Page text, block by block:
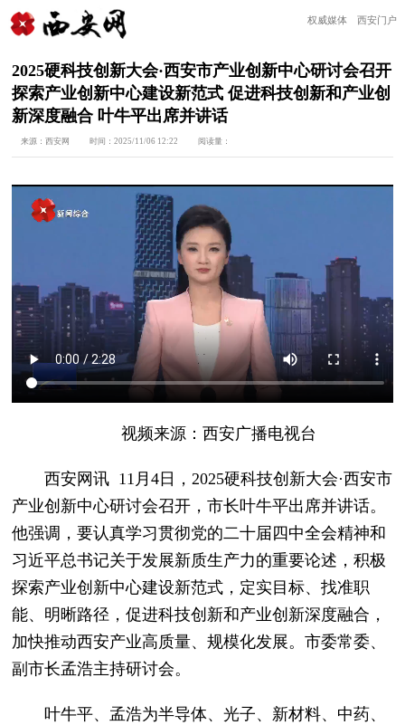
权威媒体 西安门户
2025硬科技创新大会·西安市产业创新中心研讨会召开
探索产业创新中心建设新范式 促进科技创新和产业创
新深度融合 叶牛平出席并讲话
来源：西安网 时间：2025/11/06 12:22 阅读量：
视频来源：西安广播电视台
西安网讯 11月4日，2025硬科技创新大会·西安市
产业创新中心研讨会召开，市长叶牛平出席并讲话。
他强调，要认真学习贯彻党的二十届四中全会精神和
习近平总书记关于发展新质生产力的重要论述，积极
探索产业创新中心建设新范式，定实目标、找准职
能、明晰路径，促进科技创新和产业创新深度融合，
加快推动西安产业高质量、规模化发展。市委常委、
副市长孟浩主持研讨会。
叶牛平、孟浩为半导体、光子、新材料、中药、